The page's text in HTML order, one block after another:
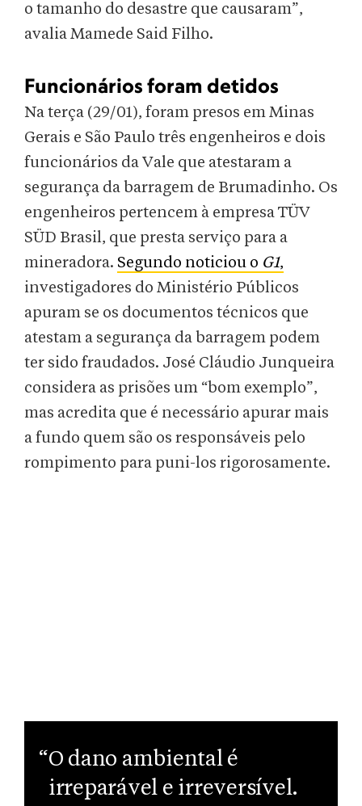
o tamanho do desastre que causaram”,
avalia Mamede Said Filho.
Funcionários foram detidos
Na terça (29/01), foram presos em Minas
Gerais e São Paulo três engenheiros e dois
funcionários da Vale que atestaram a
segurança da barragem de Brumadinho. Os
engenheiros pertencem à empresa TÜV
SÜD Brasil, que presta serviço para a
mineradora. Segundo noticiou o G1,
investigadores do Ministério Públicos
apuram se os documentos técnicos que
atestam a segurança da barragem podem
ter sido fraudados. José Cláudio Junqueira
considera as prisões um “bom exemplo”,
mas acredita que é necessário apurar mais
a fundo quem são os responsáveis pelo
rompimento para puni-los rigorosamente.
“O dano ambiental é
irreparável e irreversível.